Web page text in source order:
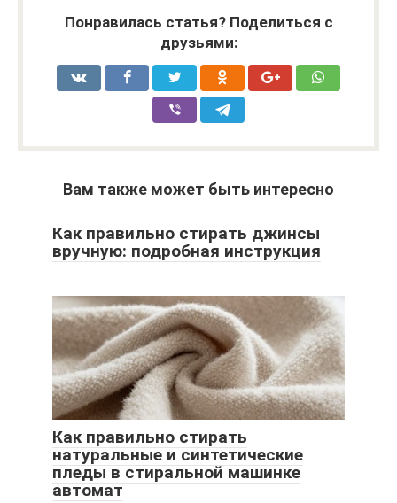
Понравилась статья? Поделиться с
друзьями:
Вам также может быть интересно
Как правильно стирать джинсы
вручную: подробная инструкция
Как правильно стирать
натуральные и синтетические
пледы в стиральной машинке
автомат